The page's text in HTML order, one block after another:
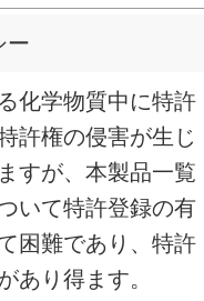
ー
化学物質中に特許
許権の侵害が生じ
すが、本製品一覧
いて特許登録の有
困難であり、特許
あり得ます。